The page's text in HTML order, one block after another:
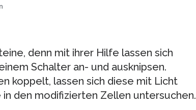
denn mit ihrer Hilfe lassen sich
Schalter an- und ausknipsen.
koppelt, lassen sich diese mit Licht
den modifizierten Zellen untersuchen.